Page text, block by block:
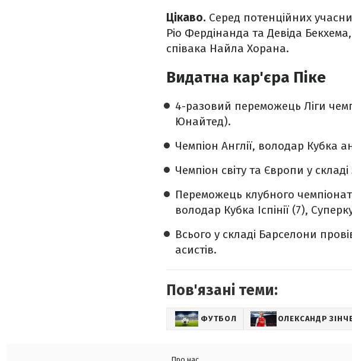
Цікаво. Серед потенційних
Ріо Фердінанда та Девіда
співака Найла Хорана.
Видатна кар'єра Піке
4-разовий переможець Ліги
Юнайтед).
Чемпіон Англії, володар Кубка
Чемпіон світу та Європи у складі
Переможець клубного
володар Кубка Іспінії (7),
Всього у складі Барселони
асистів.
Пов'язані теми:
ФУТБОЛ ОЛЕКСАНДР